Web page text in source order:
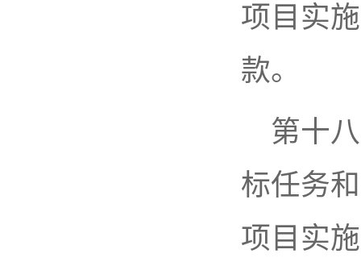
项目实
款。
第十
标任务
项目实